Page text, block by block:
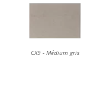
CX9 - Médium gris